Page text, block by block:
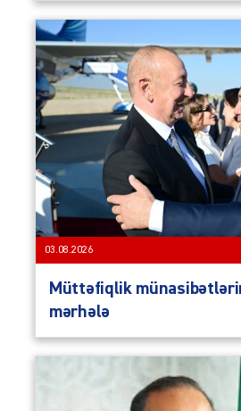
03.08.2026
Müttəfiqlik
mərhələ